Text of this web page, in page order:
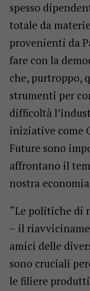
spesso
totale da
provenienti da
fare con la
che, purtroppo,
strumenti per
difficoltà
iniziative come
Future sono
affrontano il
nostra
“Le politiche di
– il
amici delle
sono cruciali
le filiere